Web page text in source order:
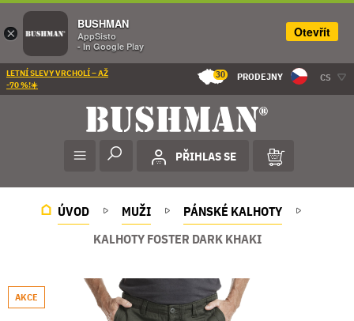
LETNÍ SLEVY VRCHOLÍ – AŽ
-70 %!☀️
30 PRODEJNY CS
PŘIHLAS SE
ÚVOD MUŽI
PÁNSKÉ KALHOTY
KALHOTY FOSTER DARK KHAKI
AKCE
×
BUSHMAN
AppSisto
- In Google Play
Otevřít